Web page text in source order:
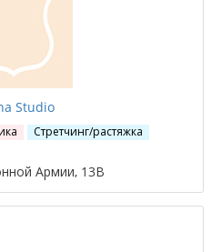
Studio
Стретчинг/растяжка
Армии, 13В